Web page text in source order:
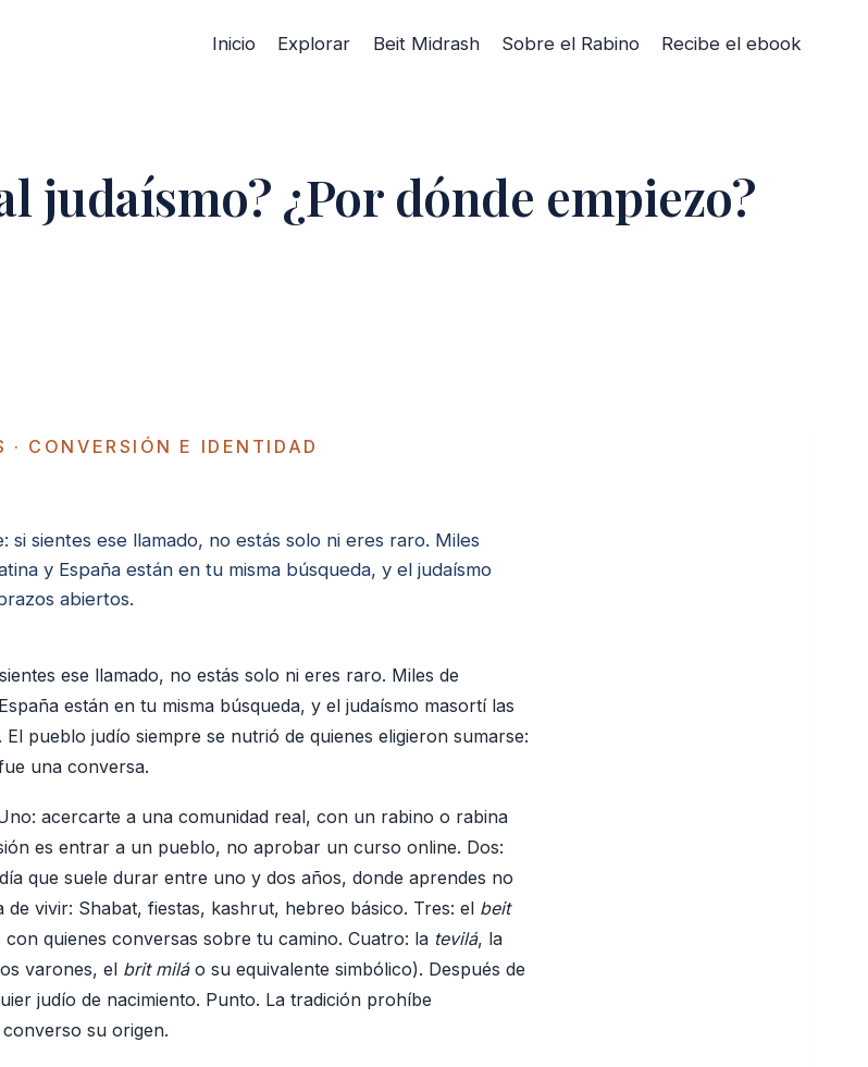
Inicio Explorar Beit Midrash Sobre el Rabino Recibe el ebook
judaísmo? ¿Por dónde empiezo?
· CONVERSIÓN E IDENTIDAD
si sientes ese llamado, no estás solo ni eres raro. Miles
y España están en tu misma búsqueda, y el judaísmo
abiertos.
ese llamado, no estás solo ni eres raro. Miles de
están en tu misma búsqueda, y el judaísmo masortí las
pueblo judío siempre se nutrió de quienes eligieron sumarse:
una conversa.
acercarte a una comunidad real, con un rabino o rabina
es entrar a un pueblo, no aprobar un curso online. Dos:
que suele durar entre uno y dos años, donde aprendes no
vivir: Shabat, fiestas, kashrut, hebreo básico. Tres: el beit
quienes conversas sobre tu camino. Cuatro: la tevilá, la
varones, el brit miláo su equivalente simbólico). Después de
judío de nacimiento. Punto. La tradición prohíbe
su origen.